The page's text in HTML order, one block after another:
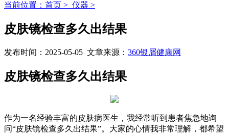
当前位置：首页 > 仪器 >
皮肤镜检查多久出结果
发布时间：2025-05-05 文章来源： 360银屑健康网
皮肤镜检查多久出结果
作为一名经验丰富的皮肤病医生，我经常听到患者焦急地询
问“皮肤镜检查多久出结果”。大家的心情我非常理解，都希望